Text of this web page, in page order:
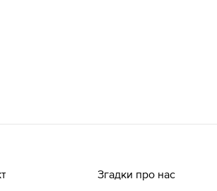
Згадки про нас